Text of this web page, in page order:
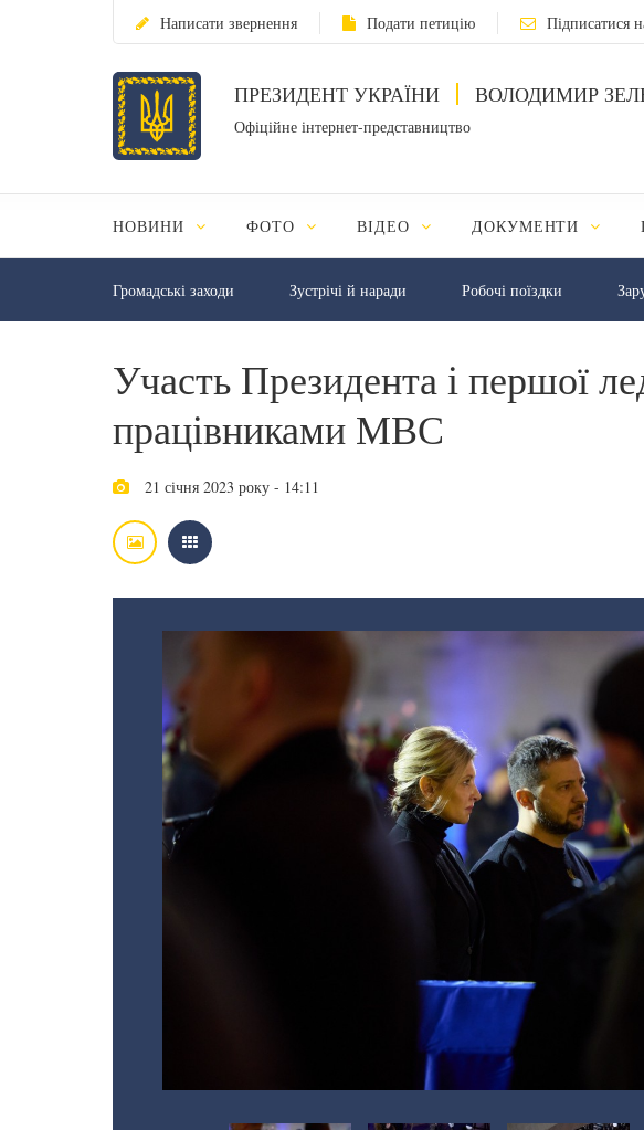
Написати звернення Подати петицію Підписатися
ПРЕЗИДЕНТ УКРАЇНИ ВОЛОДИМИР
Офіційне інтернет-представництво
НОВИНИ ФОТО ВІДЕО ДОКУМЕНТИ
Громадські заходи Зустрічі й наради Робочі поїздки
Участь Президента і першої
працівниками МВС
21 січня 2023 року - 14:11